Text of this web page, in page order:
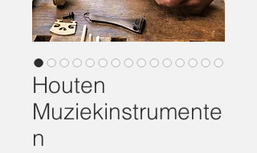
Houten
Muziekinstrumente
n